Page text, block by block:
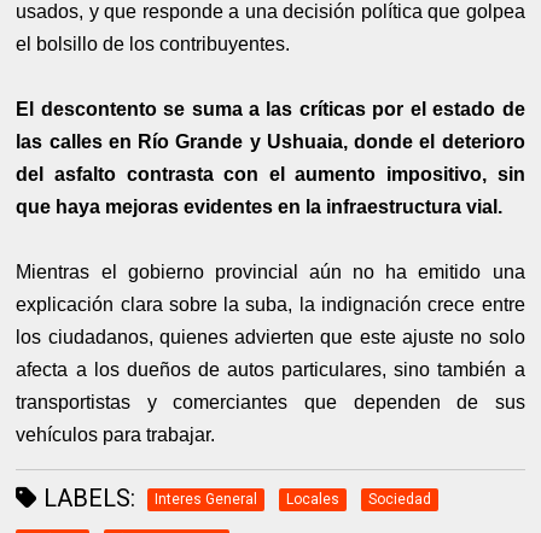
usados, y que responde a una decisión política que golpea
el bolsillo de los contribuyentes.
El descontento se suma a las críticas por el estado de
las calles en Río Grande y Ushuaia, donde el deterioro
del asfalto contrasta con el aumento impositivo, sin
que haya mejoras evidentes en la infraestructura vial.
Mientras el gobierno provincial aún no ha emitido una
explicación clara sobre la suba, la indignación crece entre
los ciudadanos, quienes advierten que este ajuste no solo
afecta a los dueños de autos particulares, sino también a
transportistas y comerciantes que dependen de sus
vehículos para trabajar.
LABELS: Interes General Locales Sociedad